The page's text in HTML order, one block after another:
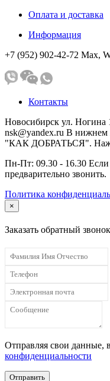
Оплата и доставка
Информация
+7 (952) 902-42-72 Мах,
Контакты
Новосибирск ул. Ногина
nsk@yandex.ru В нижнем
"КАК ДОБРАТЬСЯ".
Пн-Пт: 09.30 - 16.30 Если
предварительно звонить.
Политика
×
Заказать обратный звонок
Отправляя свои данные,
конфиденциальности
Отправить